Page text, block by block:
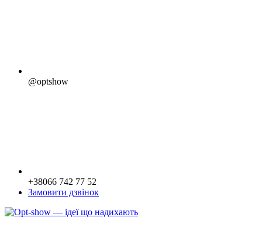
@optshow
+38066 742 77 52
Замовити дзвінок